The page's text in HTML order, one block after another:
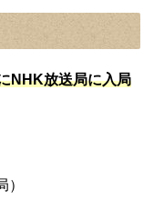
NHK放送局に入局